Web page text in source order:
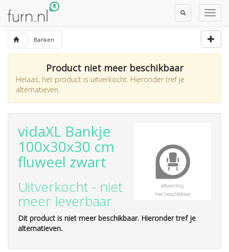
Toggle
Search
Banken
Product niet meer beschikbaar
Helaas, het product is uitverkocht. Hieronder tref je
alternatieven.
vidaXL Bankje
100x30x30 cm
fluweel zwart
Uitverkocht - niet
meer leverbaar
Dit product is niet meer beschikbaar. Hieronder tref je
alternatieven.